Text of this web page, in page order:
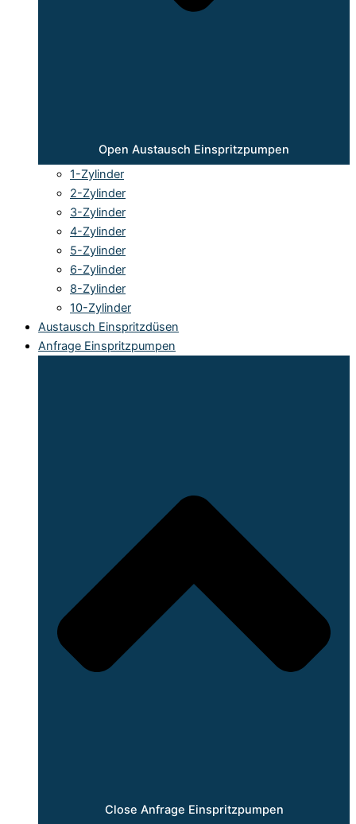
Open Austausch Einspritzpumpen
1-Zylinder
2-Zylinder
3-Zylinder
4-Zylinder
5-Zylinder
6-Zylinder
8-Zylinder
10-Zylinder
Austausch Einspritzdüsen
Anfrage Einspritzpumpen
Close Anfrage Einspritzpumpen